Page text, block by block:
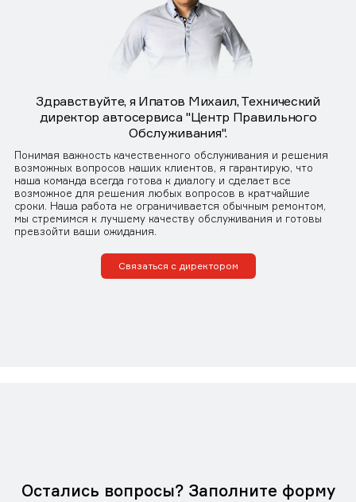
Здравствуйте, я Ипатов Михаил, Технический
директор автосервиса "Центр Правильного
Обслуживания".
Понимая важность качественного обслуживания и решения
возможных вопросов наших клиентов, я гарантирую, что
наша команда всегда готова к диалогу и сделает все
возможное для решения любых вопросов в кратчайшие
сроки. Наша работа не ограничивается обычным ремонтом,
мы стремимся к лучшему качеству обслуживания и готовы
превзойти ваши ожидания.
Связаться с директором
Остались вопросы? Заполните форму